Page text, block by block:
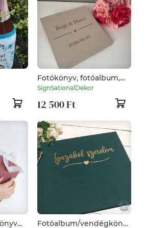
Fotókönyv, fotóalbum,
vendégkönyv esküvőre
egyedi felirattal
bézs/homok színben
SignSationalDekor
12 500 Ft
Fotóalbum/vendégkönyv